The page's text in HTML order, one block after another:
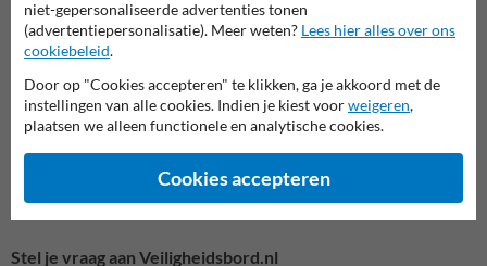
Veiligheidspictogrammen
Stel je vraag aan Veiligheidsbord.nl
niet-gepersonaliseerde advertenties tonen
(advertentiepersonalisatie). Meer weten? Lees hier alles over ons
cookiebeleid.
Door op "Cookies accepteren" te klikken, ga je akkoord met de
instellingen van alle cookies. Indien je kiest voorweigeren,
plaatsen we alleen functionele en analytische cookies.
Cookies accepteren